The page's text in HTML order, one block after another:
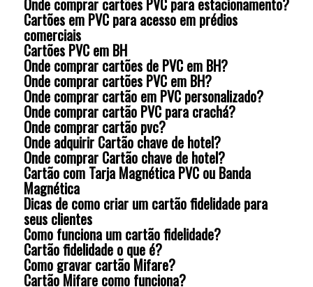
Cartões em PVC para acesso em prédios
comerciais
Cartões PVC em BH
Onde comprar cartões de PVC em BH?
Onde comprar cartões PVC em BH?
Onde comprar cartão em PVC personalizado?
Onde comprar cartão PVC para crachá?
Onde comprar cartão pvc?
Onde adquirir Cartão chave de hotel?
Onde comprar Cartão chave de hotel?
Cartão com Tarja Magnética PVC ou Banda
Magnética
Dicas de como criar um cartão fidelidade para
seus clientes
Como funciona um cartão fidelidade?
Cartão fidelidade o que é?
Como gravar cartão Mifare?
Cartão Mifare como funciona?